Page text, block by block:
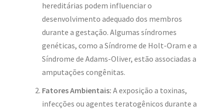
hereditárias podem influenciar o
desenvolvimento adequado dos membros
durante a gestação. Algumas síndromes
genéticas, como a Síndrome de Holt-Oram e a
Síndrome de Adams-Oliver, estão associadas a
amputações congênitas.
Fatores Ambientais: A exposição a toxinas,
infecções ou agentes teratogênicos durante a